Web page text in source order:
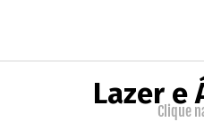
Lazer e
Clique